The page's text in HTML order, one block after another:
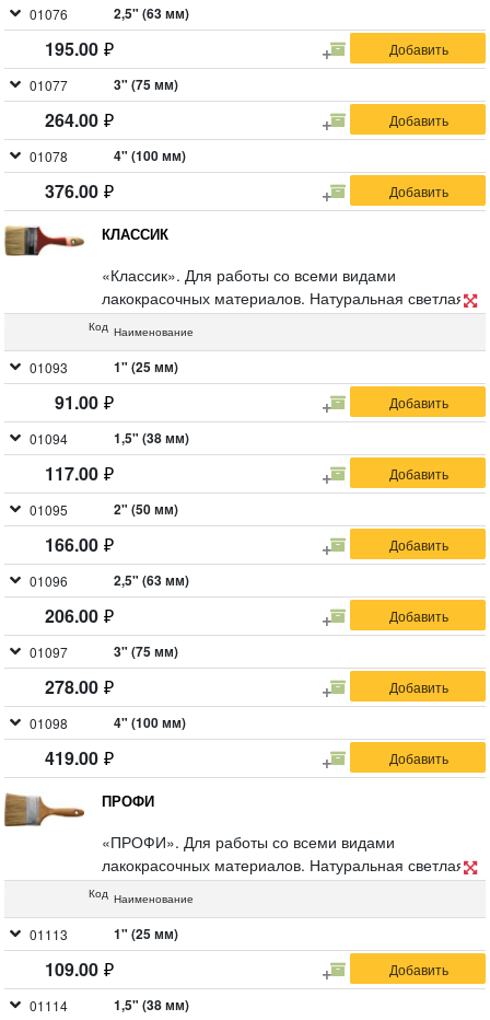
01076 2,5" (63 мм)
195.00
01077 3" (75 мм)
264.00
01078 4" (100 мм)
376.00
КЛАССИК
«Классик». Для работы со всеми видами
лакокрасочных материалов. Натуральная светлая
щетина, деревянная ручка.
Код Наименование
01093 1" (25 мм)
91.00
01094 1,5" (38 мм)
117.00
01095 2" (50 мм)
166.00
01096 2,5" (63 мм)
206.00
01097 3" (75 мм)
278.00
01098 4" (100 мм)
419.00
ПРОФИ
«ПРОФИ». Для работы со всеми видами
лакокрасочных материалов. Натуральная светлая
щетина, деревянная ручка.
Код Наименование
01113 1" (25 мм)
109.00
01114 1,5" (38 мм)